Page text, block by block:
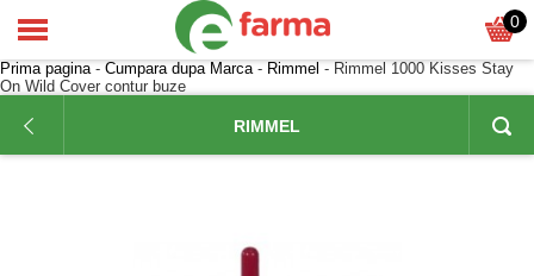
0
Prima pagina- Cumpara dupa Marca- Rimmel - Rimmel 1000 Kisses Stay
On Wild Cover contur buze
RIMMEL